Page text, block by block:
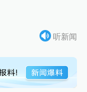
听新闻